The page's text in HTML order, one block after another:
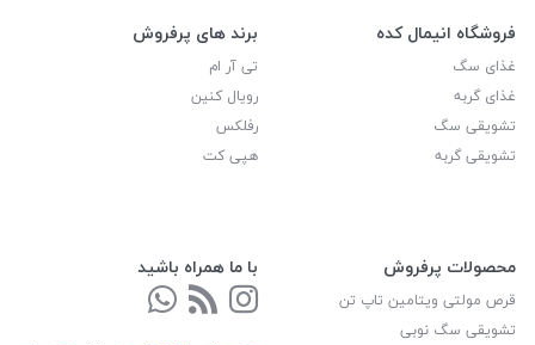
فروشگاه انیمال کده
غذای سگ
غذای گربه
تشویقی سگ
تشویقی گربه
برند های پرفروش
تی آر ام
رویال کنین
رفلکس
هپی کت
محصولات پرفروش
قرص مولتی ویتامین تاپ تن
تشویقی سگ نوبی
با ما همراه باشید